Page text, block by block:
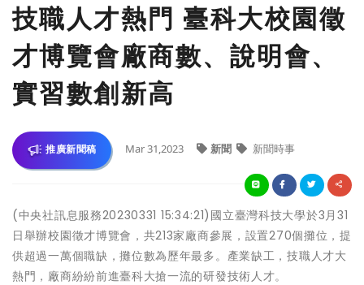
技職人才熱門 臺科大校園徵
才博覽會廠商數、說明會、
實習數創新高
推廣新聞稿 Mar 31,2023 新聞 新聞時事
(中央社訊息服務20230331 15:34:21)國立臺灣科技大學於3月31
日舉辦校園徵才博覽會，共213家廠商參展，設置270個攤位，提
供超過一萬個職缺，攤位數為歷年最多。產業缺工，技職人才大
熱門，廠商紛紛前進臺科大搶一流的研發技術人才。